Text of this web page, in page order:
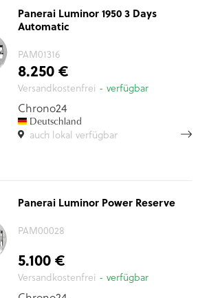
Panerai Luminor 1950 3 Days
Automatic
PAM01316
8.250 €
Versandkostenfrei - verfügbar
Chrono24
Deutschland
auch lokal verfügbar
Panerai Luminor Power Reserve
PAM00028
5.100 €
Versandkostenfrei - verfügbar